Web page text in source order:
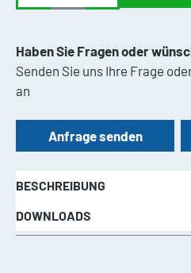
Haben Sie Fragen oder
Senden Sie uns Ihre Frage
an
Anfrage senden
BESCHREIBUNG
DOWNLOADS